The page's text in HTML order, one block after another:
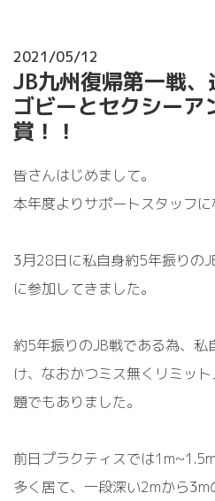
2021/05/12
JB九州復帰第一戦
ゴビーとセクシーア
賞！！
皆さんはじめまして。
本年度よりサポートスタッフに
3月28日に私自身約5年振りの
に参加してきました。
約5年振りのJB戦である為、私
け、なおかつミス無くリミッ
題でもありました。
前日プラクティスでは
多く居て、一段深い2mから